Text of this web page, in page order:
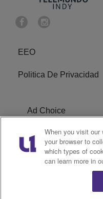
EEO
Politica De Privacidad
Ad Choice
Terms of Service
Closed Captioning
When you visit our
your browser to
which types of
can learn more in